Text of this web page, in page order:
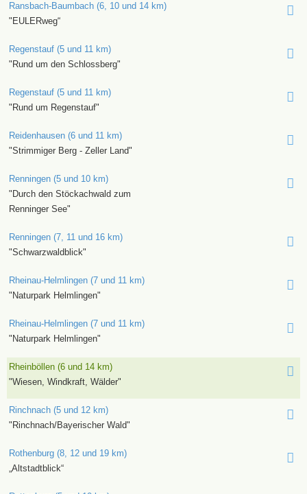
Ransbach-Baumbach (6, 10 und 14 km)
"EULERweg“
Regenstauf (5 und 11 km)
"Rund um den Schlossberg"
Regenstauf (5 und 11 km)
"Rund um Regenstauf"
Reidenhausen (6 und 11 km)
"Strimmiger Berg - Zeller Land"
Renningen (5 und 10 km)
"Durch den Stöckachwald zum
Renninger See"
Renningen (7, 11 und 16 km)
"Schwarzwaldblick"
Rheinau-Helmlingen (7 und 11 km)
"Naturpark Helmlingen"
Rheinau-Helmlingen (7 und 11 km)
"Naturpark Helmlingen"
Rheinböllen (6 und 14 km)
"Wiesen, Windkraft, Wälder"
Rinchnach (5 und 12 km)
"Rinchnach/Bayerischer Wald"
Rothenburg (8, 12 und 19 km)
„Altstadtblick“